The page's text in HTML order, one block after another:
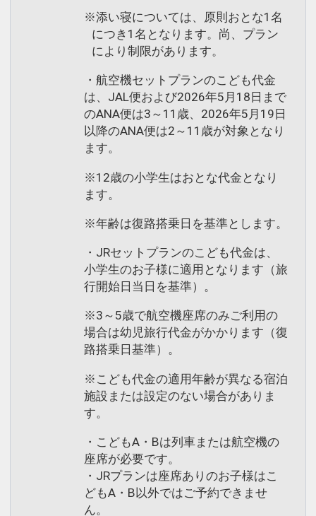
※添い寝については、原則おとな1名
につき1名となります。尚、プラン
により制限があります。
・航空機セットプランのこども代金
は、JAL便および2026年5月18日まで
のANA便は3～11歳、2026年5月19日
以降のANA便は2～11歳が対象となり
ます。
※12歳の小学生はおとな代金となり
ます。
※年齢は復路搭乗日を基準とします。
・JRセットプランのこども代金は、
小学生のお子様に適用となります（旅
行開始日当日を基準）。
※3～5歳で航空機座席のみご利用の
場合は幼児旅行代金がかかります（復
路搭乗日基準）。
※こども代金の適用年齢が異なる宿泊
施設または設定のない場合がありま
す。
・こどもA・Bは列車または航空機の
座席が必要です。
・JRプランは座席ありのお子様はこ
どもA・B以外ではご予約できませ
ん。